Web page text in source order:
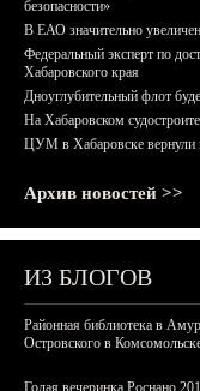
безопасности»
В ЕАО значительно
Федеральный эксперт по
Хабаровского края
Дноуглубительный флот
На Хабаровском
ЦУМ в Хабаровске вернули
Архив новостей >>
ИЗ БЛОГОВ
Районная библиотека в
Островского в
Голая вечеринка Роснано